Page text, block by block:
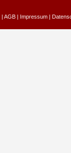
| AGB | Impressum |